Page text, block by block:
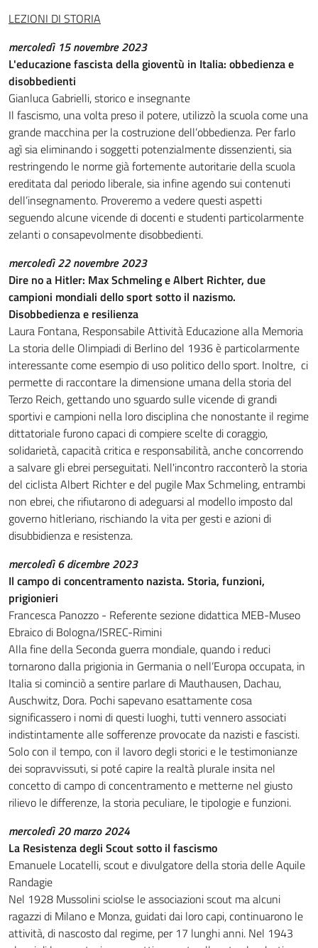
LEZIONI DI STORIA
mercoledì 15 novembre 2023
L'educazione fascista della gioventù in Italia: obbedienza e
disobbedienti
Gianluca Gabrielli, storico e insegnante
Il fascismo, una volta preso il potere, utilizzò la scuola come una
grande macchina per la costruzione dell’obbedienza. Per farlo
agì sia eliminando i soggetti potenzialmente dissenzienti, sia
restringendo le norme già fortemente autoritarie della scuola
ereditata dal periodo liberale, sia infine agendo sui contenuti
dell’insegnamento. Proveremo a vedere questi aspetti
seguendo alcune vicende di docenti e studenti particolarmente
zelanti o consapevolmente disobbedienti.
mercoledì 22 novembre 2023
Dire no a Hitler: Max Schmeling e Albert Richter, due
campioni mondiali dello sport sotto il nazismo.
Disobbedienza e resilienza
Laura Fontana, Responsabile Attività Educazione alla Memoria
La storia delle Olimpiadi di Berlino del 1936 è particolarmente
interessante come esempio di uso politico dello sport. Inoltre, ci
permette di raccontare la dimensione umana della storia del
Terzo Reich, gettando uno sguardo sulle vicende di grandi
sportivi e campioni nella loro disciplina che nonostante il regime
dittatoriale furono capaci di compiere scelte di coraggio,
solidarietà, capacità critica e responsabilità, anche concorrendo
a salvare gli ebrei perseguitati. Nell'incontro racconterò la storia
del ciclista Albert Richter e del pugile Max Schmeling, entrambi
non ebrei, che rifiutarono di adeguarsi al modello imposto dal
governo hitleriano, rischiando la vita per gesti e azioni di
disubbidienza e resistenza.
mercoledì 6 dicembre 2023
Il campo di concentramento nazista. Storia, funzioni,
prigionieri
Francesca Panozzo - Referente sezione didattica MEB-Museo
Ebraico di Bologna/ISREC-Rimini
Alla fine della Seconda guerra mondiale, quando i reduci
tornarono dalla prigionia in Germania o nell’Europa occupata, in
Italia si cominciò a sentire parlare di Mauthausen, Dachau,
Auschwitz, Dora. Pochi sapevano esattamente cosa
significassero i nomi di questi luoghi, tutti vennero associati
indistintamente alle sofferenze provocate da nazisti e fascisti.
Solo con il tempo, con il lavoro degli storici e le testimonianze
dei sopravvissuti, si poté capire la realtà plurale insita nel
concetto di campo di concentramento e metterne nel giusto
rilievo le differenze, la storia peculiare, le tipologie e funzioni.
mercoledì 20 marzo 2024
La Resistenza degli Scout sotto il fascismo
Emanuele Locatelli, scout e divulgatore della storia delle Aquile
Randagie
Nel 1928 Mussolini sciolse le associazioni scout ma alcuni
ragazzi di Milano e Monza, guidati dai loro capi, continuarono le
attività, di nascosto dal regime, per 17 lunghi anni. Nel 1943